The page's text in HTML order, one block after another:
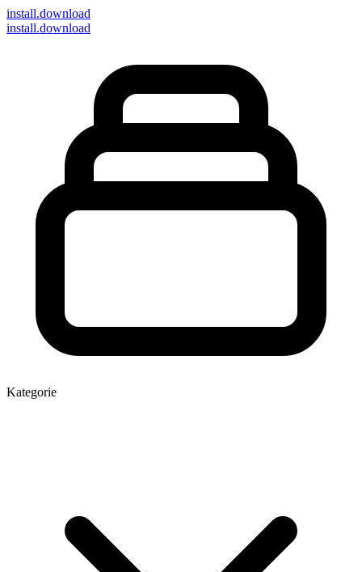
install.download
install.download
Kategorie